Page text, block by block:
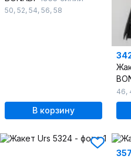
50, 52, 54, 56, 58
В корзину
46,